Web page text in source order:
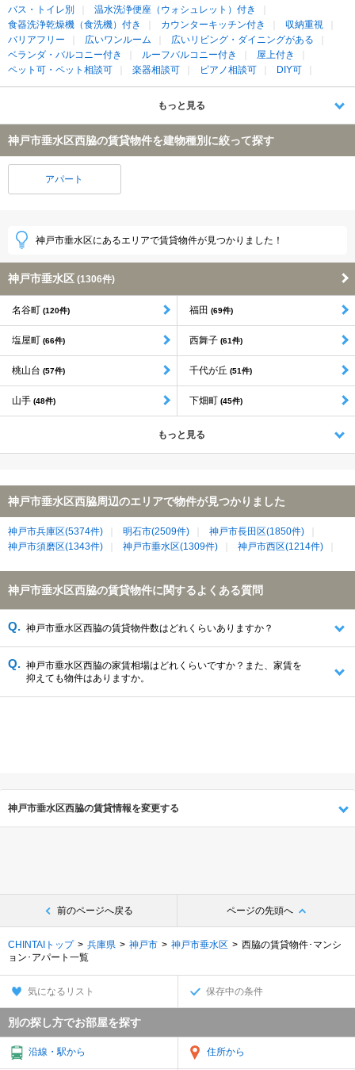
バス・トイレ別
温水洗浄便座（ウォシュレット）付き
食器洗浄乾燥機（食洗機）付き
カウンターキッチン付き
収納重視
バリアフリー
広いワンルーム
広いリビング・ダイニングがある
ベランダ・バルコニー付き
ルーフバルコニー付き
屋上付き
ペット可・ペット相談可
楽器相談可 ピアノ相談可 DIY可
もっと見る
神戸市垂水区西脇の賃貸物件を建物種別に絞って探す
アパート
神戸市垂水区にあるエリアで賃貸物件が見つかりました！
神戸市垂水区 (1306件)
名谷町 (120件) 福田 (69件)
塩屋町 (66件) 西舞子 (61件)
桃山台 (57件) 千代が丘 (51件)
山手 (48件) 下畑町 (45件)
もっと見る
神戸市垂水区西脇周辺のエリアで物件が見つかりました
神戸市兵庫区(5374件) 明石市(2509件)
神戸市長田区(1850件)
神戸市須磨区(1343件)
神戸市垂水区(1309件) 神戸市西区(1214件)
神戸市垂水区西脇の賃貸物件に関するよくある質問
神戸市垂水区西脇の賃貸物件数はどれくらいありますか？
神戸市垂水区西脇の家賃相場はどれくらいですか？また、家賃を
抑えても物件はありますか。
神戸市垂水区西脇の賃貸情報を変更する
前のページへ戻る ページの先頭へ
CHINTAIトップ 兵庫県 神戸市 神戸市垂水区
西脇の賃貸物件･マンシ
ョン･アパート一覧
気になるリスト 保存中の条件
別の探し方でお部屋を探す
沿線・駅から 住所から